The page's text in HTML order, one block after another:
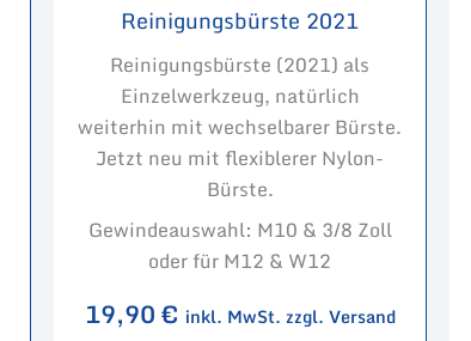
Reinigungsbürste 2021
Reinigungsbürste (2021) als
Einzelwerkzeug, natürlich
weiterhin mit wechselbarer Bürste.
Jetzt neu mit flexiblerer Nylon-
Bürste.
Gewindeauswahl: M10 & 3/8 Zoll
oder für M12 & W12
19,90€ inkl. MwSt. zzgl. Versand